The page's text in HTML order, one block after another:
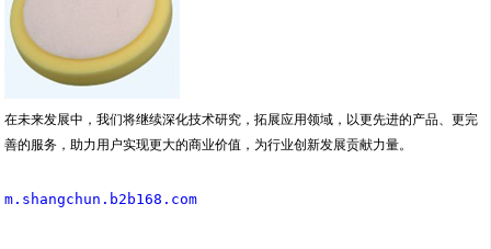
在未来发展中，我们将继续深化技术研究，拓展应用领域，以更先进的产品、更完
善的服务，助力用户实现更大的商业价值，为行业创新发展贡献力量。
m.shangchun.b2b168.com